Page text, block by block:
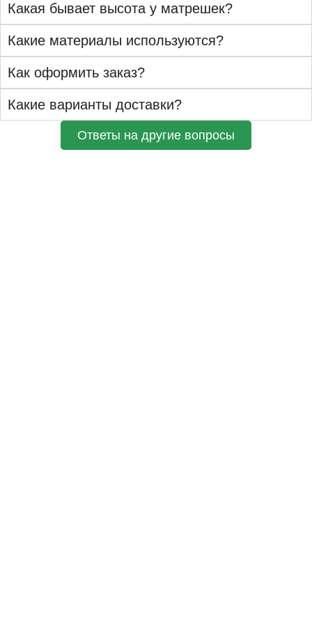
Какая бывает высота у матрешек?
Какие материалы используются?
Как оформить заказ?
Какие варианты доставки?
Ответы на другие вопросы